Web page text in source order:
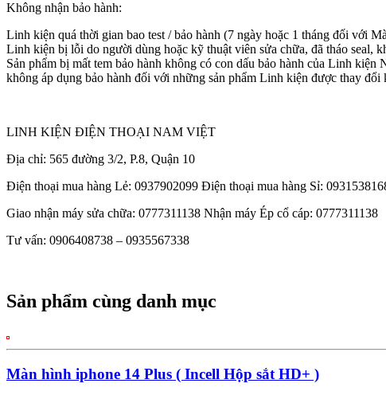
Không nhận bảo hành:
Linh kiện quá thời gian bao test / bảo hành (7 ngày hoặc 1 tháng đối với
Linh kiện bị lỗi do người dùng hoặc kỹ thuật viên sửa chữa, đã tháo seal,
Sản phẩm bị mất tem bảo hành không có con dấu bảo hành của Linh kiện
không áp dụng bảo hành đối với những sản phẩm Linh kiện được thay đổi
LINH KIỆN ĐIỆN THOẠI NAM VIỆT
Địa chỉ: 565 đường 3/2, P.8, Quận 10
Điện thoại mua hàng Lẻ: 0937902099 Điện thoại mua hàng Sỉ:
Giao nhận máy sửa chữa: 0777311138 Nhận máy Ép cổ cáp: 0777311138
Tư vấn: 0906408738 – 0935567338
Sản phẩm cùng danh mục
Màn hình iphone 14 Plus ( Incell Hộp sắt HD+ )